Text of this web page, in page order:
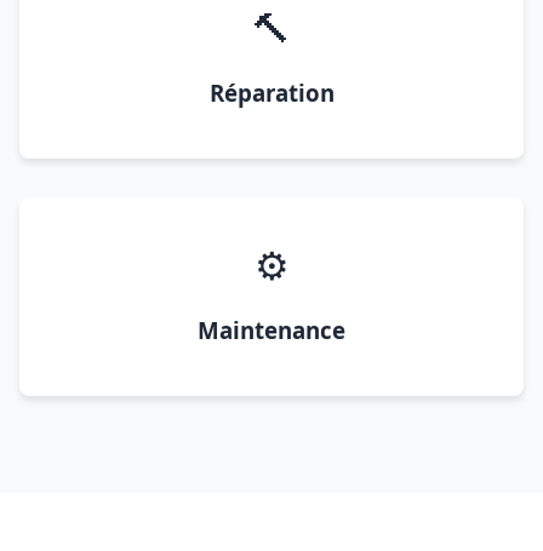
🔨
Réparation
⚙️
Maintenance